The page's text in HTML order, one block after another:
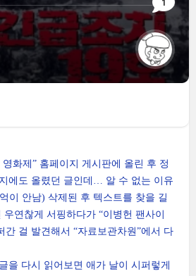
1
화제” 홈페이지 게시판에 올린 후 정
에도 올렸던 글인데… 알 수 없는 이유
이 안남) 삭제된 후 텍스트를 찾을 길
연찮게 서핑하다가 “이병헌 팬사이
간 걸 발견해서 “자료보관차원”에서 다
을 다시 읽어보면 애가 날이 시퍼렇게